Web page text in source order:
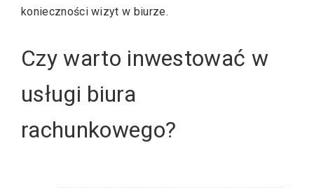
konieczności wizyt w biurze.
Czy warto inwestować w
usługi biura
rachunkowego?